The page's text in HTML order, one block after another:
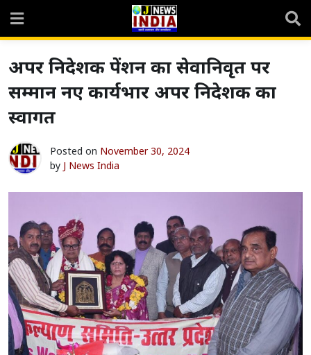
content
अपर निदेशक पेंशन का सेवानिवृत पर
सम्मान नए कार्यभार अपर निदेशक का
स्वागत
Posted on November 30, 2024
by J News India